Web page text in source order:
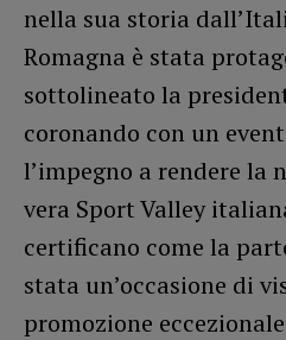
nella sua storia
Romagna è stata
sottolineato la
coronando con un
l’impegno a rendere la
vera Sport Valley
certificano come la
stata un’occasione di
promozione